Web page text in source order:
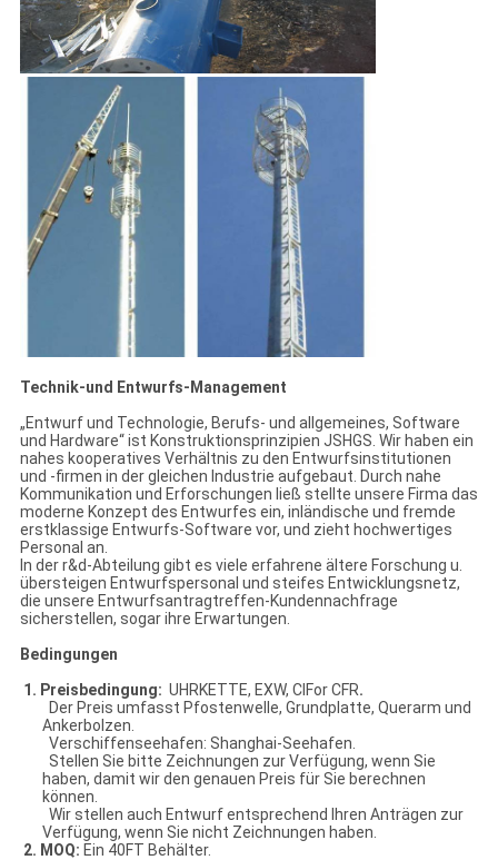
Technik-und Entwurfs-Management
„Entwurf und Technologie, Berufs- und allgemeines, Software
und Hardware“ ist Konstruktionsprinzipien JSHGS. Wir haben ein
nahes kooperatives Verhältnis zu den Entwurfsinstitutionen
und -firmen in der gleichen Industrie aufgebaut. Durch nahe
Kommunikation und Erforschungen ließ stellte unsere Firma das
moderne Konzept des Entwurfes ein, inländische und fremde
erstklassige Entwurfs-Software vor, und zieht hochwertiges
Personal an.
In der r&d-Abteilung gibt es viele erfahrene ältere Forschung u.
übersteigen Entwurfspersonal und steifes Entwicklungsnetz,
die unsere Entwurfsantragtreffen-Kundennachfrage
sicherstellen, sogar ihre Erwartungen.
Bedingungen
1. Preisbedingung: UHRKETTE, EXW, CIFor CFR.
Der Preis umfasst Pfostenwelle, Grundplatte, Querarm und
Ankerbolzen.
Verschiffenseehafen: Shanghai-Seehafen.
Stellen Sie bitte Zeichnungen zur Verfügung, wenn Sie
haben, damit wir den genauen Preis für Sie berechnen
können.
Wir stellen auch Entwurf entsprechend Ihren Anträgen zur
Verfügung, wenn Sie nicht Zeichnungen haben.
2. MOQ: Ein 40FT Behälter.